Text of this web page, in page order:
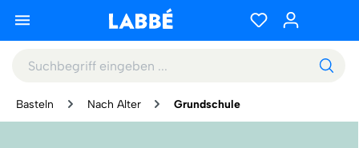
Basteln Nach Alter Grundschule